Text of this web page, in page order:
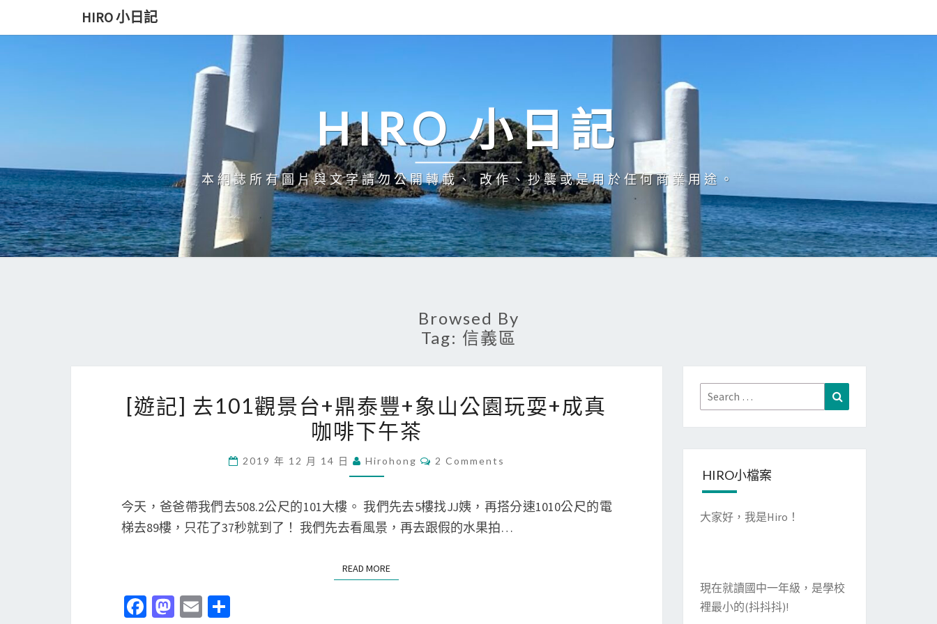
to
HIRO 小日記
HIRO 小日記
本網誌所有圖片與文字請勿公開轉載、 改作、抄襲或是用於任何商業用途。
Browsed By
Tag: 信義區
遊
記
去
0
1
景
[遊記] 去101觀景台+鼎泰豐+象山公園玩耍+成真
咖啡下午茶
2019 年 12 月 14 日 Hirohong
C
E
N
T
S
2 Comments
今天，爸爸帶我們去508.2公尺的101大樓。 我們先去5樓找JJ姨，再搭分速1010公尺的電
梯去89樓，只花了37秒就到了！ 我們先去看風景，再去跟假的水果拍…
READ MORE
Fa M E
Search
for:
HIRO小檔案
大家好，我是Hiro！
現在就讀國中一年級，是學校
裡最小的(抖抖抖)!